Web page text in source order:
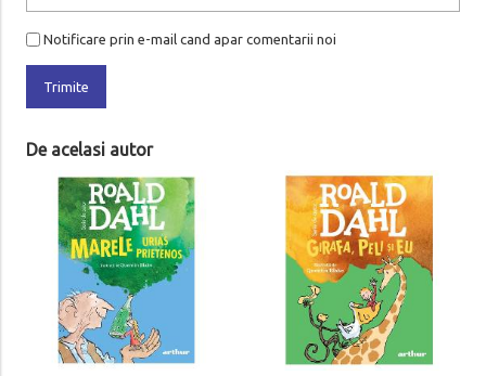
Notificare prin e-mail cand apar comentarii noi
Trimite
De acelasi autor
Degetul magic
44
Adauga in cos